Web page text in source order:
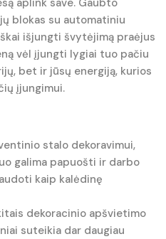
blokas su automatiniu
išjungti švytėjimą praėjus
vėl įjungti lygiai tuo pačiu
bet ir jūsų energiją, kurios
įjungimui.
stalo dekoravimui,
galima papuošti ir darbo
kaip kalėdinę
dekoracinio apšvietimo
suteikia dar daugiau